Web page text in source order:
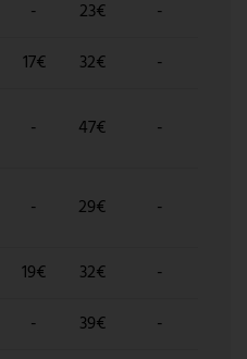
- 23€
-
17€ 32€
-
- 47€ -
- 29€ -
19€ 32€
-
- 39€
-